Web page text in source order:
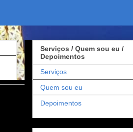
Serviços / Quem sou eu /
Depoimentos
Serviços
Quem sou eu
Depoimentos